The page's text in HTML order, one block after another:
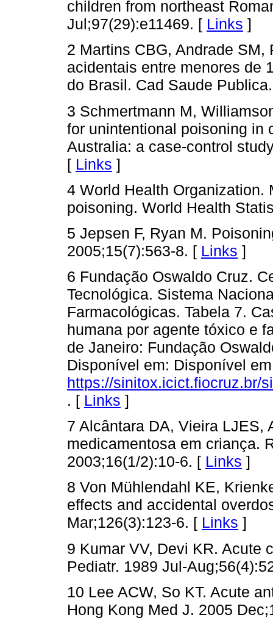
children from northeast
Jul;97(29):e11469. [ Links ]
2 Martins CBG, Andrade
acidentais entre menores de
do Brasil. Cad Saude
3 Schmertmann M,
for unintentional poisoning in
Australia: a case-control
[ Links ]
4 World Health Organization.
poisoning. World Health
5 Jepsen F, Ryan M.
2005;15(7):563-8. [ Links ]
6 Fundação Oswaldo Cruz.
Tecnológica. Sistema
Farmacológicas. Tabela 7.
humana por agente tóxico e
de Janeiro: Fundação
Disponível em: Disponível
https://sinitox.icict.fiocruz.br/
. [ Links ]
7 Alcântara DA, Vieira LJES,
medicamentosa em criança.
2003;16(1/2):10-6. [ Links ]
8 Von Mühlendahl KE,
effects and accidental
Mar;126(3):123-6. [ Links ]
9 Kumar VV, Devi KR. Acute
Pediatr. 1989 Jul-
10 Lee ACW, So KT. Acute
Hong Kong Med J. 2005